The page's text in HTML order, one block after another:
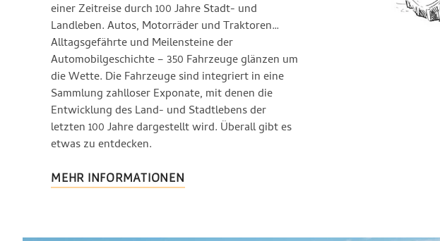
einer Zeitreise durch 100 Jahre Stadt- und
Landleben. Autos, Motorräder und Traktoren…
Alltagsgefährte und Meilensteine der
Automobilgeschichte – 350 Fahrzeuge glänzen um
die Wette. Die Fahrzeuge sind integriert in eine
Sammlung zahlloser Exponate, mit denen die
Entwicklung des Land- und Stadtlebens der
letzten 100 Jahre dargestellt wird. Überall gibt es
etwas zu entdecken.
MEHR INFORMATIONEN